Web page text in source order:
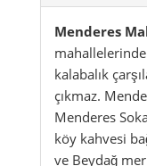
Menderes
kalabalık
çıkmaz.
Menderes
köy kahvesi
ve Beydağ